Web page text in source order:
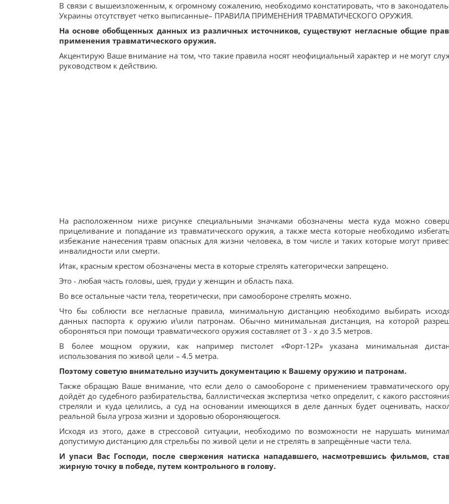
В связи с вышеизложенным, к огромному сожалению, необходимо констатировать, что в
Украины отсутствует четко выписанные– ПРАВИЛА ПРИМЕНЕНИЯ ТРАВМАТИЧЕСКОГО ОРУЖИЯ.
На основе обобщенных данных из различных источников, существуют негласные общие
применения травматического оружия.
Акцентирую Ваше внимание на том, что такие правила носят неофициальный характер и не могут
руководством к действию.
На расположенном ниже рисунке специальными значками обозначены места куда можно
прицеливание и попадание из травматического оружия, а также места которые необходимо
избежание нанесения травм опасных для жизни человека, в том числе и таких которые могут
инвалидности или смерти.
Итак, красным крестом обозначены места в которые стрелять категорически запрещено.
Это - любая часть головы, шея, груди у женщин и область паха.
Во все остальные части тела, теоретически, при самообороне стрелять можно.
Что бы соблюсти все негласные правила, минимальную дистанцию необходимо выбирать
данных паспорта к оружию и\или патронам. Обычно минимальная дистанция, на которой
обороняться при помощи травматического оружия составляет от 3 - х до 3.5 метров.
В более мощном оружии, как например пистолет «Форт-12Р» указана минимальная
использования по живой цели – 4.5 метра.
Поэтому советую внимательно изучить документацию к Вашему оружию и патронам.
Также обращаю Ваше внимание, что если дело о самообороне с применением травматического
дойдёт до судебного разбирательства, баллистическая экспертиза четко определит, с какого
стреляли и куда целились, а суд на основании имеющихся в деле данных будет оценивать,
реальной была угроза жизни и здоровью обороняющегося.
Исходя из этого, даже в стрессовой ситуации, необходимо по возможности не нарушать
допустимую дистанцию для стрельбы по живой цели и не стрелять в запрещённые части тела.
И упаси Вас Господи, после свержения натиска нападавшего, насмотревшись фильмов,
жирную точку в победе, путем контрольного в голову.